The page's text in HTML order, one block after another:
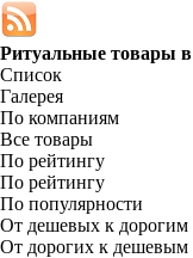
Ритуальные товары в
Список
Галерея
По компаниям
Все товары
По рейтингу
По рейтингу
По популярности
От дешевых к дорогим
От дорогих к дешевым